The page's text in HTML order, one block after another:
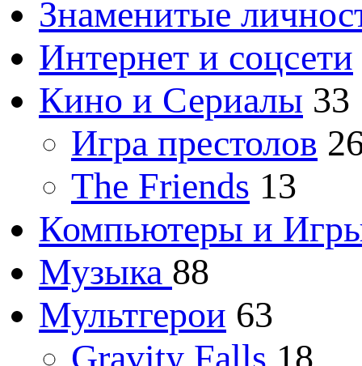
Знаменитые
Интернет и соцсети
Кино и Сериалы 33
Игра престолов
The Friends 13
Компьютеры и
Музыка 88
Мультгерои 63
Gravity Falls 18